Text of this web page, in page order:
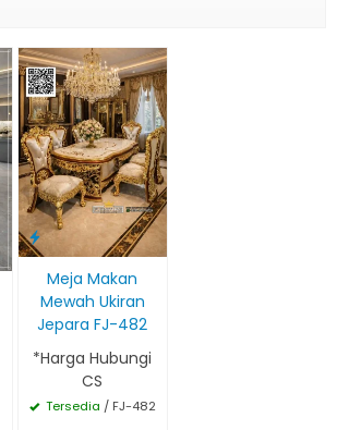
Meja Makan
Mewah Ukiran
Jepara FJ-482
*Harga Hubungi
CS
Tersedia / FJ-482